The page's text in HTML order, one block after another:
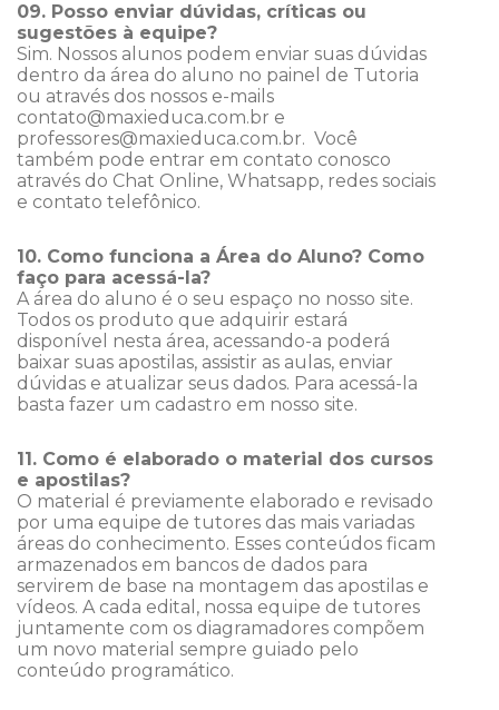
09. Posso enviar dúvidas, críticas ou
sugestões à equipe?
Sim. Nossos alunos podem enviar suas dúvidas
dentro da área do aluno no painel de Tutoria
ou através dos nossos e-mails
contato@maxieduca.com.br e
professores@maxieduca.com.br. Você
também pode entrar em contato conosco
através do Chat Online, Whatsapp, redes sociais
e contato telefônico.
10. Como funciona a Área do Aluno? Como
faço para acessá-la?
A área do aluno é o seu espaço no nosso site.
Todos os produto que adquirir estará
disponível nesta área, acessando-a poderá
baixar suas apostilas, assistir as aulas, enviar
dúvidas e atualizar seus dados. Para acessá-la
basta fazer um cadastro em nosso site.
11. Como é elaborado o material dos cursos
e apostilas?
O material é previamente elaborado e revisado
por uma equipe de tutores das mais variadas
áreas do conhecimento. Esses conteúdos ficam
armazenados em bancos de dados para
servirem de base na montagem das apostilas e
vídeos. A cada edital, nossa equipe de tutores
juntamente com os diagramadores compõem
um novo material sempre guiado pelo
conteúdo programático.